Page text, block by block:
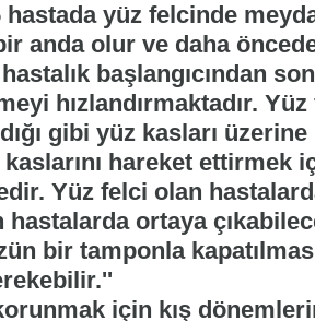
yüz felcinde
anda olur ve daha
başlangıcından
hızlandırmaktadır.
gibi yüz kasları üzerine
hareket ettirmek
Yüz felci olan
hastalarda ortaya
bir tamponla
için kış